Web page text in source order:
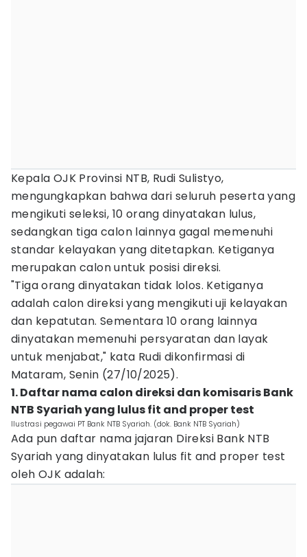
‎Kepala OJK Provinsi NTB, Rudi Sulistyo,
mengungkapkan bahwa dari seluruh peserta yang
mengikuti seleksi, 10 orang dinyatakan lulus,
sedangkan tiga calon lainnya gagal memenuhi
standar kelayakan yang ditetapkan. Ketiganya
merupakan calon untuk posisi direksi.
‎"Tiga orang dinyatakan tidak lolos. Ketiganya
adalah calon direksi yang mengikuti uji kelayakan
dan kepatutan. Sementara 10 orang lainnya
dinyatakan memenuhi persyaratan dan layak
untuk menjabat," kata Rudi dikonfirmasi di
Mataram, Senin (27/10/2025).
1. Daftar nama calon direksi dan komisaris Bank
NTB Syariah yang lulus fit and proper test
Ilustrasi pegawai PT Bank NTB Syariah. (dok. Bank NTB Syariah)
Ada pun daftar nama jajaran Direksi Bank NTB
Syariah yang dinyatakan lulus fit and proper test
oleh OJK adalah: